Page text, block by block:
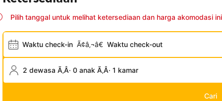
Pilih tanggal untuk melihat ketersediaan dan harga akomodasi ini
Waktu check-in Ã¢â‚¬â€ Waktu check-out
2 dewasa Ã‚Â· 0 anak Ã‚Â· 1 kamar
Cari